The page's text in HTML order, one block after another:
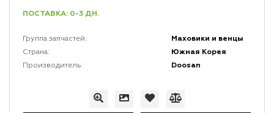
ПОСТАВКА: 0-3 ДН.
Группа запчастей: Маховики и венцы
Страна: Южная Корея
Производитель: Doosan